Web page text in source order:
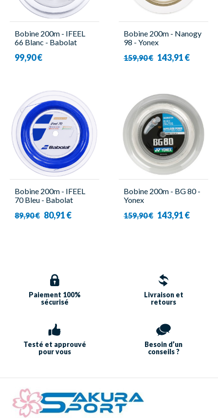
Bobine 200m - IFEEL
66 Blanc - Babolat
99,90 €
Bobine 200m - Nanogy
98 - Yonex
159,90 € 143,91 €
Bobine 200m - IFEEL
70 Bleu - Babolat
89,90 € 80,91 €
Bobine 200m - BG 80 -
Yonex
159,90 € 143,91 €
Paiement 100%
sécurisé
Livraison et
retours
Testé et approuvé
pour vous
Besoin d’un
conseils ?